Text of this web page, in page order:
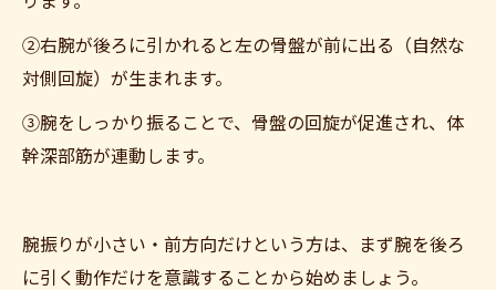
②右腕が後ろに引かれると左の骨盤が前に出る（自然な
対側回旋）が生まれます。
③腕をしっかり振ることで、骨盤の回旋が促進され、体
幹深部筋が連動します。
腕振りが小さい・前方向だけという方は、まず腕を後ろ
に引く動作だけを意識することから始めましょう。